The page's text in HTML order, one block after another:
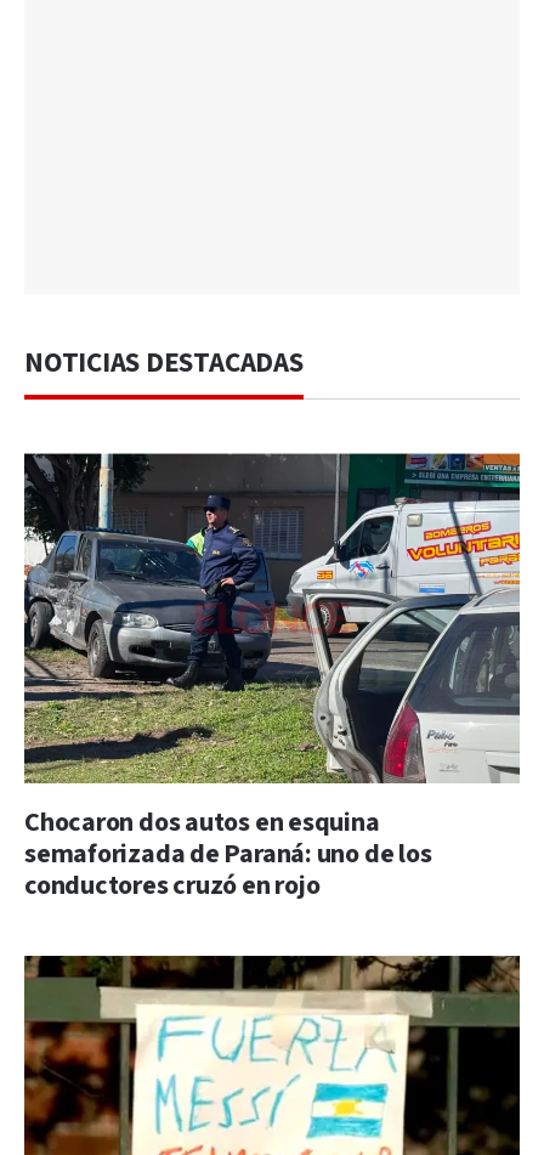
NOTICIAS DESTACADAS
Chocaron dos autos en esquina
semaforizada de Paraná: uno de los
conductores cruzó en rojo